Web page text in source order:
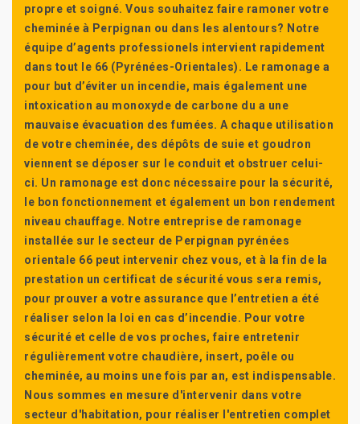
propre et soigné. Vous souhaitez faire ramoner votre
cheminée à Perpignan ou dans les alentours? Notre
équipe d’agents professionels intervient rapidement
dans tout le 66 (Pyrénées-Orientales). Le ramonage a
pour but d’éviter un incendie, mais également une
intoxication au monoxyde de carbone du a une
mauvaise évacuation des fumées. A chaque utilisation
de votre cheminée, des dépôts de suie et goudron
viennent se déposer sur le conduit et obstruer celui-
ci. Un ramonage est donc nécessaire pour la sécurité,
le bon fonctionnement et également un bon rendement
niveau chauffage. Notre entreprise de ramonage
installée sur le secteur de Perpignan pyrénées
orientale 66 peut intervenir chez vous, et à la fin de la
prestation un certificat de sécurité vous sera remis,
pour prouver a votre assurance que l’entretien a été
réaliser selon la loi en cas d’incendie. Pour votre
sécurité et celle de vos proches, faire entretenir
régulièrement votre chaudière, insert, poêle ou
cheminée, au moins une fois par an, est indispensable.
Nous sommes en mesure d'intervenir dans votre
secteur d'habitation, pour réaliser l'entretien complet